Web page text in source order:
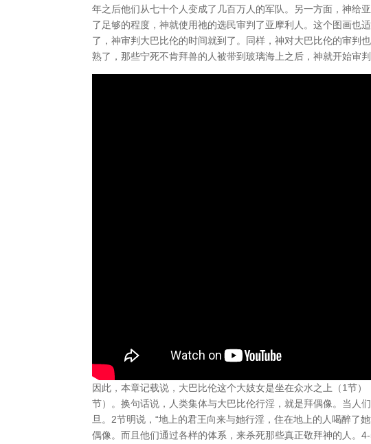
年之后他们从七十个人变成了几百万人的军队。另一方面，神给
了足够的程度，神就使用祂的选民审判了亚摩利人。这个图画也
了，神审判大巴比伦的时间就到了。同样，神对大巴比伦的审判
熟了，那些宁死不肯拜兽的人被带到玻璃海上之后，神就开始审
因此，本章记载说，大巴比伦这个大妓女是坐在众水之上（1节
节）。换句话说，人类集体与大巴比伦行淫，就是拜偶像。当人
旦。2节明说，“地上的君王向来与她行淫，住在地上的人喝醉了
偶像。而且他们通过各样的体系，来杀死那些真正敬拜神的人。